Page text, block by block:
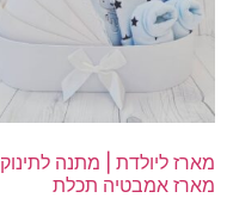
האפשרויות
בעמוד
המוצר
מארז ליולדת | מתנה לתינוק|
מארז אמבטיה תכלת